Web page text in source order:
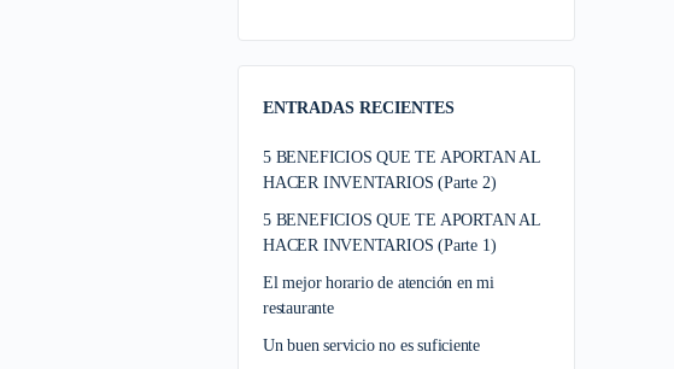
ENTRADAS RECIENTES
5 BENEFICIOS QUE TE APORTAN AL
HACER INVENTARIOS (Parte 2)
5 BENEFICIOS QUE TE APORTAN AL
HACER INVENTARIOS (Parte 1)
El mejor horario de atención en mi
restaurante
Un buen servicio no es suficiente